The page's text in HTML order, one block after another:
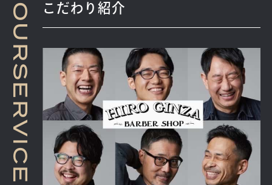
O
U
R
S
E
R
V
I
C
E
こだわり紹介